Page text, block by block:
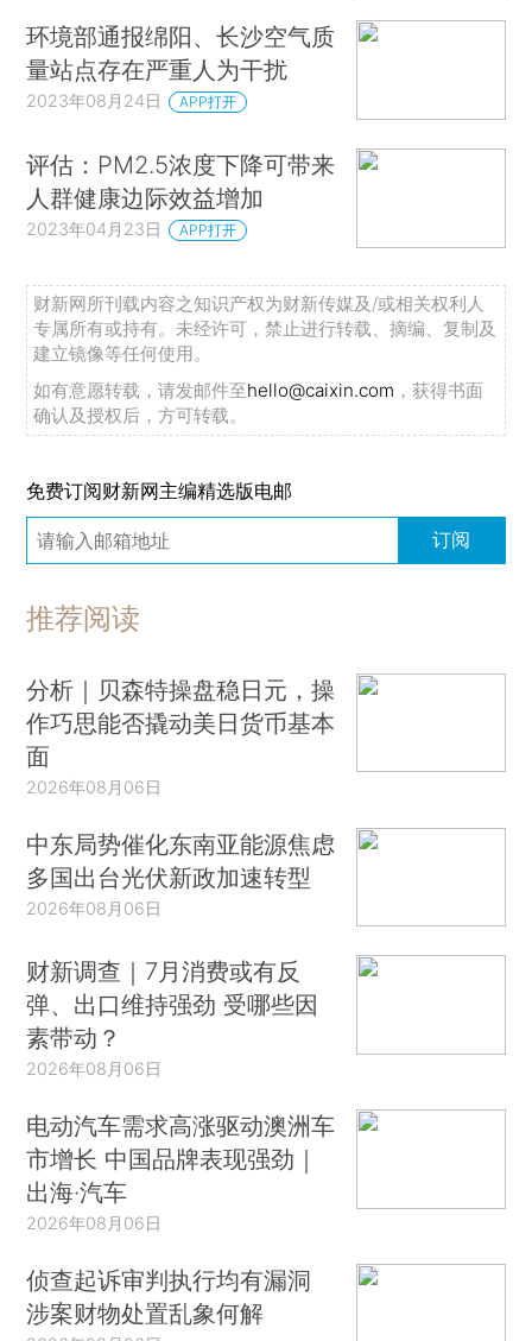
环境部通报绵阳、长沙空气质
量站点存在严重人为干扰
2023年08月24日 APP打开
评估：PM2.5浓度下降可带来
人群健康边际效益增加
2023年04月23日 APP打开
财新网所刊载内容之知识产权为财新传媒及/或相关权利人
专属所有或持有。未经许可，禁止进行转载、摘编、复制及
建立镜像等任何使用。
如有意愿转载，请发邮件至hello@caixin.com ，获得书面
确认及授权后，方可转载。
免费订阅财新网主编精选版电邮
订阅
推荐阅读
分析｜贝森特操盘稳日元，操
作巧思能否撬动美日货币基本
面
2026年08月06日
中东局势催化东南亚能源焦虑
多国出台光伏新政加速转型
2026年08月06日
财新调查｜7月消费或有反
弹、出口维持强劲 受哪些因
素带动？
2026年08月06日
电动汽车需求高涨驱动澳洲车
市增长 中国品牌表现强劲｜
出海·汽车
2026年08月06日
侦查起诉审判执行均有漏洞
涉案财物处置乱象何解